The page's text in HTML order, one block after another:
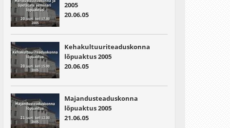
2005
20.06.05
Kehakultuuriteaduskonna
lõpuaktus 2005
20.06.05
Majandusteaduskonna
lõpuaktus 2005
21.06.05